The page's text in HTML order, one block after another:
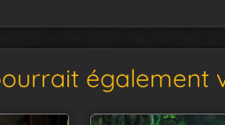
également